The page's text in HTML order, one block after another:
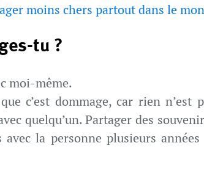
moins chers partout dans le
tu ?
moi-même.
c’est dommage, car rien n’est
quelqu’un. Partager des
la personne plusieurs années